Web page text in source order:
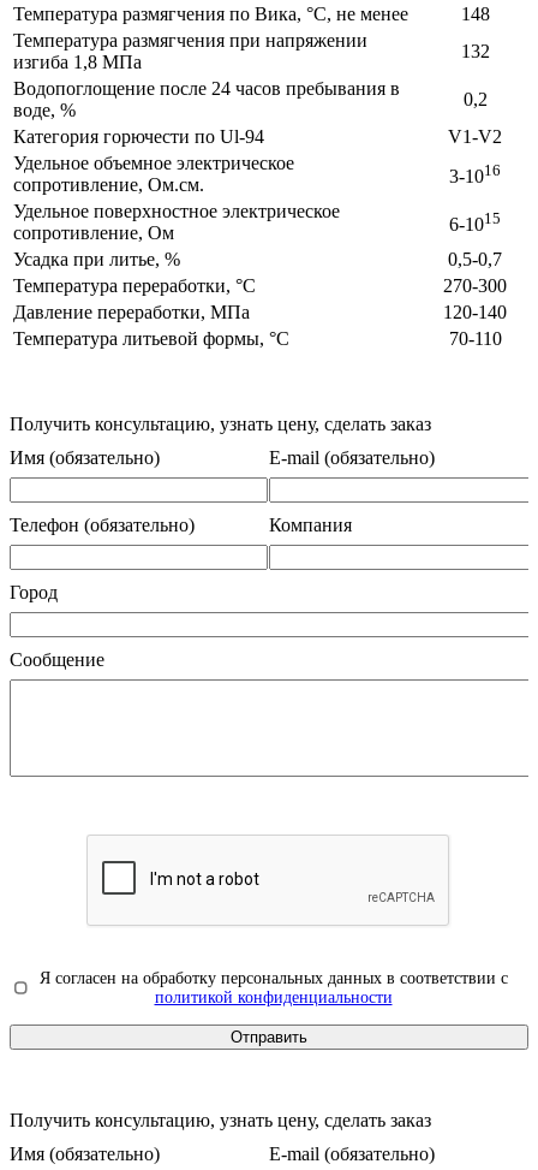
Температура размягчения по Вика, °С, не менее
148
Температура размягчения при напряжении
изгиба 1,8 МПа
132
Водопоглощение после 24 часов пребывания в
воде, %
0,2
Категория горючести по Ul-94
V1-V2
Удельное объемное электрическое
сопротивление, Ом.см.
3-1016
Удельное поверхностное электрическое
сопротивление, Ом
6-1015
Усадка при литье, %
0,5-0,7
Температура переработки, °С
270-300
Давление переработки, МПа
120-140
Температура литьевой формы, °С
70-110
Получить консультацию, узнать цену, сделать заказ
Имя (обязательно)
E-mail (обязательно)
Телефон (обязательно) Компания
Город
Сообщение
Я согласен на обработку персональных данных в соответствии с
политикой конфиденциальности
Получить консультацию, узнать цену, сделать заказ
Имя (обязательно)
E-mail (обязательно)